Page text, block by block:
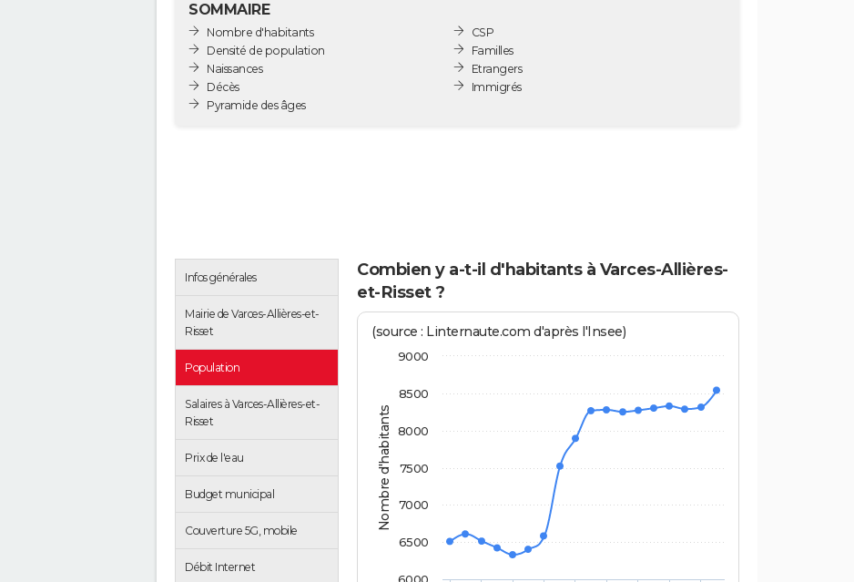
SOMMAIRE
Nombre d'habitants
Densité de population
Naissances
Décès
Pyramide des âges
CSP
Familles
Etrangers
Immigrés
Infos générales
Mairie de Varces-Allières-et-
Risset
Population
Salaires à Varces-Allières-et-
Risset
Prix de l'eau
Budget municipal
Couverture 5G, mobile
Débit Internet
Combien y a-t-il d'habitants à Varces-Allières-
et-Risset ?
Nombre d'habitants
(source : Linternaute.com d'après l'Insee)
6500
7000
7500
8000
8500
9000